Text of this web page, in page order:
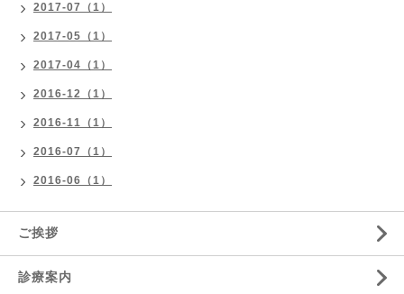
2017-07（1）
2017-05（1）
2017-04（1）
2016-12（1）
2016-11（1）
2016-07（1）
2016-06（1）
ご挨拶
診療案内